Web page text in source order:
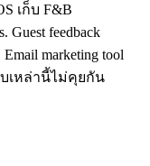
เก็บ F&B
Guest feedback
marketing tool
บเหล่านี้ไม่คุยกัน